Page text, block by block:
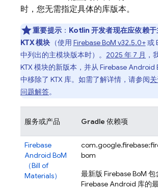
时，您无需指定具体的库版本。
重要提示 ： Kotlin 开发者现在应依赖
KTX 模块 （使用 Firebase BoM v32.5.0+或
中列出的主模块版本时）。 2025 年 7 月 ，
KTX 模块的新版本，并从 Firebase Android
中移除了 KTX 库。如需了解详情，请参阅
问题解答。
服务或产品 Gradle 依赖项
Firebase
Android BoM
（Bill of
Materials）
bom
最新版 Firebase BoM 包
Firebase Android 库的